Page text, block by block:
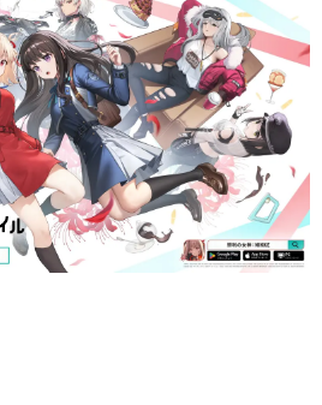
ゲーム史における主要なトピック・タイト
か、開発者へのインタビューや識者による
20年の歴史が一望できる決定版！
り〜ゲームクリエイターの青春〜
ペンと箸』等で知られるマンガ家・田中圭
ーム業界レポートマンガです。
ムは面白い？
hamatsu氏がゲームの魅力を画面や操作の
解き明かしていく、硬派で骨太な評論連載